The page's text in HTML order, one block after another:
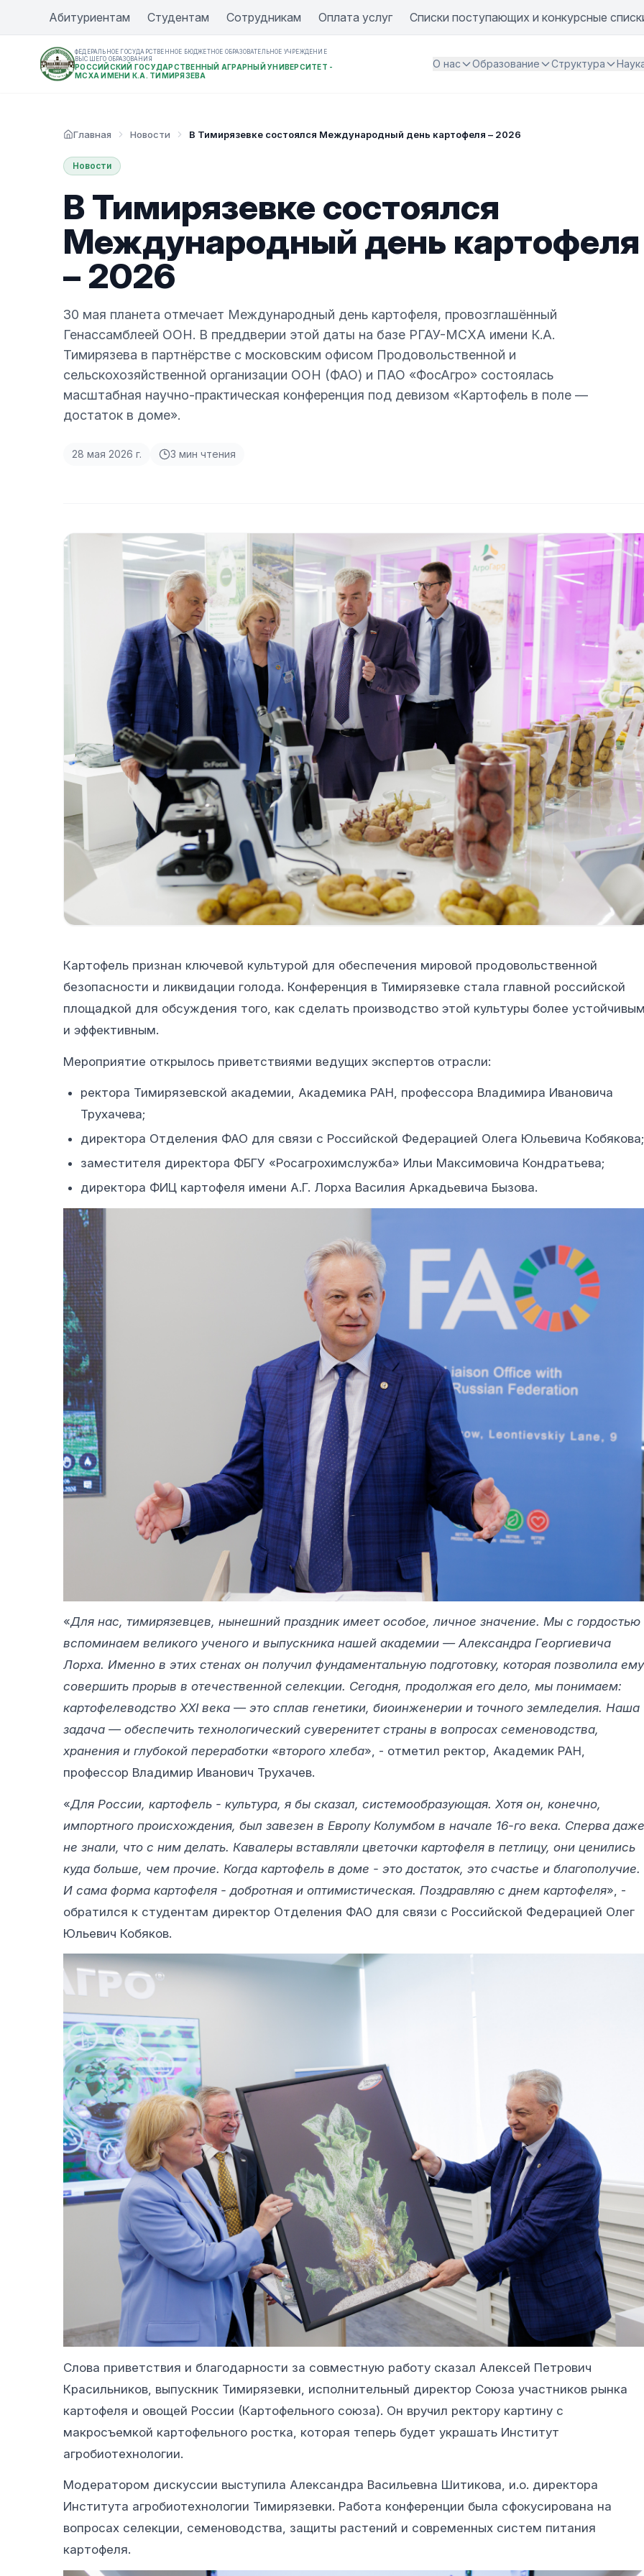
Абитуриентам Студентам Сотрудникам Оплата услуг Списки поступающих и конкурсные
ФЕДЕРАЛЬНОЕ ГОСУДАРСТВЕННОЕ БЮДЖЕТНОЕ ОБРАЗОВАТЕЛЬНОЕ УЧРЕЖДЕНИЕ
ВЫСШЕГО ОБРАЗОВАНИЯ
РОССИЙСКИЙ ГОСУДАРСТВЕННЫЙ АГРАРНЫЙ УНИВЕРСИТЕТ -
МСХА ИМЕНИ К.А. ТИМИРЯЗЕВА
О нас Образование Структура
Главная Новости В Тимирязевке состоялся Международный день картофеля – 2026
Новости
В Тимирязевке состоялся
Международный день картофеля
– 2026
30 мая планета отмечает Международный день картофеля, провозглашённый
Генассамблеей ООН. В преддверии этой даты на базе РГАУ-МСХА имени К.А.
Тимирязева в партнёрстве с московским офисом Продовольственной и
сельскохозяйственной организации ООН (ФАО) и ПАО «ФосАгро» состоялась
масштабная научно-практическая конференция под девизом «Картофель в поле —
достаток в доме».
28 мая 2026 г. 3 мин чтения
Картофель признан ключевой культурой для обеспечения мировой продовольственной
безопасности и ликвидации голода. Конференция в Тимирязевке стала главной российской
площадкой для обсуждения того, как сделать производство этой культуры более
и эффективным.
Мероприятие открылось приветствиями ведущих экспертов отрасли:
ректора Тимирязевской академии, Академика РАН, профессора Владимира Ивановича
Трухачева;
директора Отделения ФАО для связи с Российской Федерацией Олега Юльевича Кобякова;
заместителя директора ФБГУ «Росагрохимслужба» Ильи Максимовича Кондратьева;
директора ФИЦ картофеля имени А.Г. Лорха Василия Аркадьевича Бызова.
«Для нас, тимирязевцев, нынешний праздник имеет особое, личное значение. Мы с гордостью
вспоминаем великого ученого и выпускника нашей академии — Александра Георгиевича
Лорха. Именно в этих стенах он получил фундаментальную подготовку, которая позволила ему
совершить прорыв в отечественной селекции. Сегодня, продолжая его дело, мы понимаем:
картофелеводство XXI века — это сплав генетики, биоинженерии и точного земледелия. Наша
задача — обеспечить технологический суверенитет страны в вопросах семеноводства,
хранения и глубокой переработки «второго хлеба», - отметил ректор, Академик РАН,
профессор Владимир Иванович Трухачев.
«Для России, картофель - культура, я бы сказал, системообразующая. Хотя он, конечно,
импортного происхождения, был завезен в Европу Колумбом в начале 16-го века. Сперва даже
не знали, что с ним делать. Кавалеры вставляли цветочки картофеля в петлицу, они ценились
куда больше, чем прочие. Когда картофель в доме - это достаток, это счастье и благополучие.
И сама форма картофеля - добротная и оптимистическая. Поздравляю с днем картофеля», -
обратился к студентам директор Отделения ФАО для связи с Российской Федерацией Олег
Юльевич Кобяков.
Слова приветствия и благодарности за совместную работу сказал Алексей Петрович
Красильников, выпускник Тимирязевки, исполнительный директор Союза участников рынка
картофеля и овощей России (Картофельного союза). Он вручил ректору картину с
макросъемкой картофельного ростка, которая теперь будет украшать Институт
агробиотехнологии.
Модератором дискуссии выступила Александра Васильевна Шитикова, и.о. директора
Института агробиотехнологии Тимирязевки. Работа конференции была сфокусирована на
вопросах селекции, семеноводства, защиты растений и современных систем питания
картофеля.